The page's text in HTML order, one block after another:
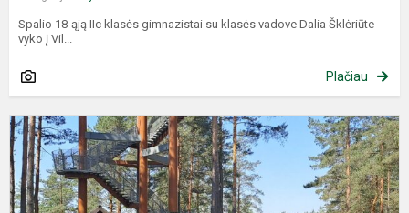
Spalio 18-ąją IIc klasės gimnazistai su klasės vadove Dalia Šklėriūte
vyko į Vil...
Plačiau